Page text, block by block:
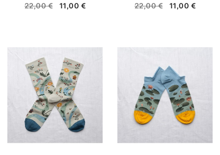
22,00 € 11,00 € 22,00 € 11,00 €